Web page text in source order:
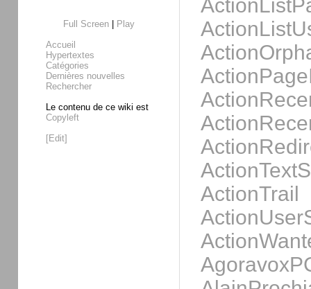
Full Screen|
Play
Accueil
Hypertextes
Catégories
Dernières nouvelles
Rechercher
Le contenu de ce wiki est
Copyleft
[Edit]
ActionTrail